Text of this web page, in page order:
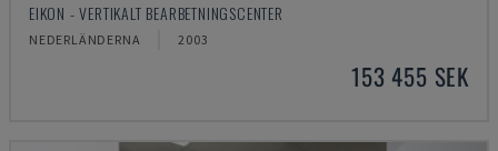
EIKON - VERTIKALT BEARBETNINGSCENTER
NEDERLÄNDERNA 2003
153 455 SEK